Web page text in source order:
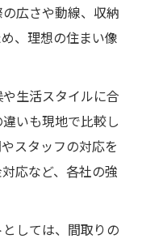
広さや動線、収納
、理想の住まい像
生活スタイルに合
いも現地で比較し
スタッフの対応を
応など、各社の強
しては、間取りの